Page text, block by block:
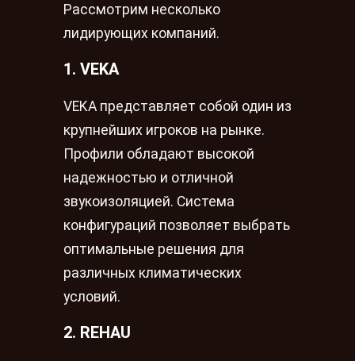
Рассмотрим несколько
лидирующих компаний.
1. VEKA
VEKA представляет собой один из
крупнейших игроков на рынке.
Профили обладают высокой
надежностью и отличной
звукоизоляцией. Система
конфигураций позволяет выбрать
оптимальные решения для
различных климатических
условий.
2. REHAU